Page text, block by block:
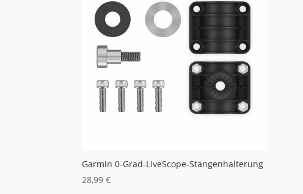
Garmin 0-Grad-LiveScope-Stangenhalterung
28,99€